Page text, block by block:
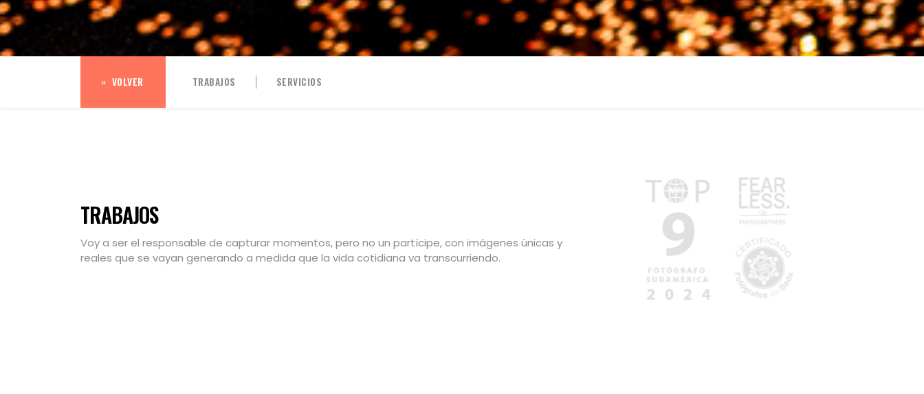
VOLVER TRABAJOS SERVICIOS
TRABAJOS
Voy a ser el responsable de capturar momentos, pero no un partícipe, con imágenes únicas y
reales que se vayan generando a medida que la vida cotidiana va transcurriendo.